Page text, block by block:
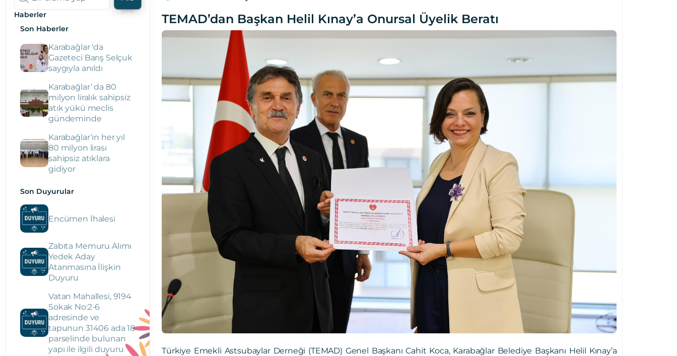
Haberler
Son Haberler
Karabağlar ‘da
Gazeteci Barış Selçuk
saygıyla anıldı
Karabağlar’ da 80
milyon liralık sahipsiz
atık yükü meclis
gündeminde
Karabağlar’ın her yıl
80 milyon lirası
sahipsiz atıklara
gidiyor
Son Duyurular
Encümen İhalesi
Zabıta Memuru Alımı
Yedek Aday
Atanmasına İlişkin
Duyuru
Vatan Mahallesi, 9194
Sokak No:2-6
adresinde ve
tapunun 31406 ada 18
parselinde bulunan
yapı ile ilgili duyuru
TEMAD’dan Başkan Helil Kınay’a Onursal Üyelik Beratı
Türkiye Emekli Astsubaylar Derneği (TEMAD) Genel Başkanı Cahit Koca, Karabağlar Belediye Başkanı Helil Kınay’a